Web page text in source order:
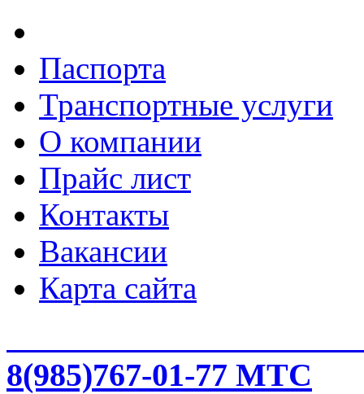
Паспорта
Транспортные услуги
О компании
Прайс лист
Контакты
Вакансии
Карта сайта
8(985)767-01-77 МТС